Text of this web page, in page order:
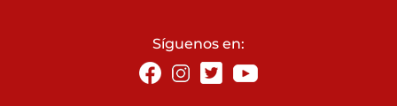
Síguenos en: